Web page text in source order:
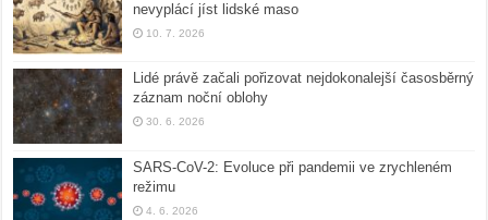
nevyplácí jíst lidské maso
10. 7. 2026
Lidé právě začali pořizovat nejdokonalejší časosběrný
záznam noční oblohy
30. 6. 2026
SARS-CoV-2: Evoluce při pandemii ve zrychleném
režimu
4. 6. 2026